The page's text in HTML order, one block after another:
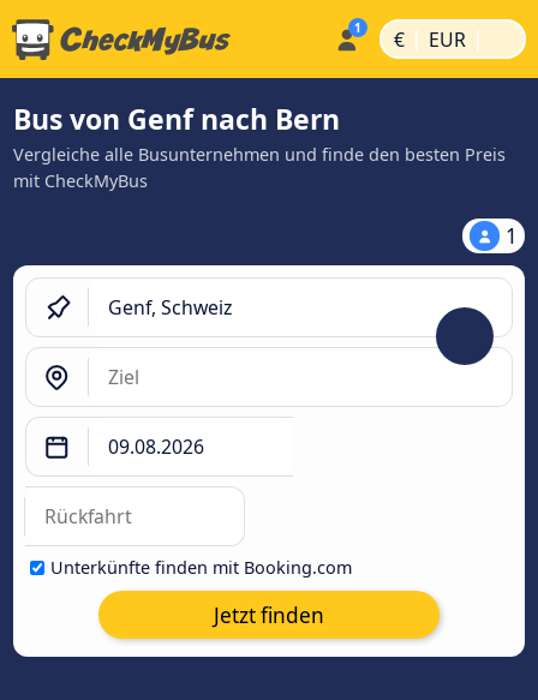
€ | EUR |
Bus von Genf nach Bern
Vergleiche alle Busunternehmen und finde den besten Preis
mit CheckMyBus
1
Unterkünfte finden mit Booking.com
Jetzt finden